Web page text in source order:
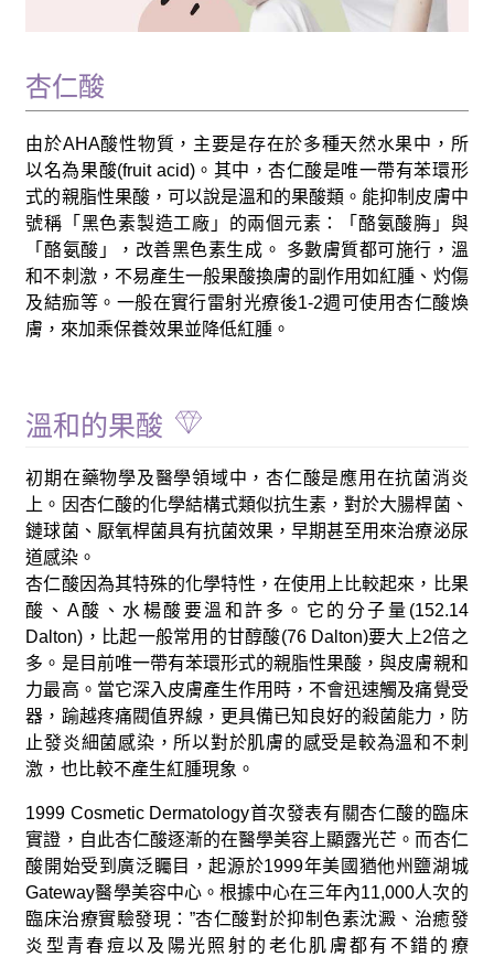
杏仁酸
由於AHA酸性物質，主要是存在於多種天然水果中，所
以名為果酸(fruit acid)。其中，杏仁酸是唯一帶有苯環形
式的親脂性果酸，可以說是溫和的果酸類。能抑制皮膚中
號稱「黑色素製造工廠」的兩個元素：「酪氨酸脢」與
「酪氨酸」，改善黑色素生成。 多數膚質都可施行，溫
和不刺激，不易產生一般果酸換膚的副作用如紅腫、灼傷
及結痂等。一般在實行雷射光療後1-2週可使用杏仁酸煥
膚，來加乘保養效果並降低紅腫。
溫和的果酸
初期在藥物學及醫學領域中，杏仁酸是應用在抗菌消炎
上。因杏仁酸的化學結構式類似抗生素，對於大腸桿菌、
鏈球菌、厭氧桿菌具有抗菌效果，早期甚至用來治療泌尿
道感染。
杏仁酸因為其特殊的化學特性，在使用上比較起來，比果
酸、A酸、水楊酸要溫和許多。它的分子量(152.14
Dalton)，比起一般常用的甘醇酸(76 Dalton)要大上2倍之
多。是目前唯一帶有苯環形式的親脂性果酸，與皮膚親和
力最高。當它深入皮膚產生作用時，不會迅速觸及痛覺受
器，踰越疼痛閥值界線，更具備已知良好的殺菌能力，防
止發炎細菌感染，所以對於肌膚的感受是較為溫和不刺
激，也比較不產生紅腫現象。
1999 Cosmetic Dermatology首次發表有關杏仁酸的臨床
實證，自此杏仁酸逐漸的在醫學美容上顯露光芒。而杏仁
酸開始受到廣泛矚目，起源於1999年美國猶他州鹽湖城
Gateway醫學美容中心。根據中心在三年內11,000人次的
臨床治療實驗發現：”杏仁酸對於抑制色素沈澱、治癒發
炎型青春痘以及陽光照射的老化肌膚都有不錯的療